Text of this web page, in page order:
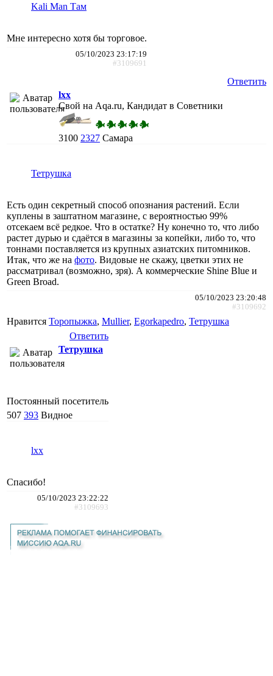
Kali Man Там
Мне интересно хотя бы торговое.
05/10/2023 23:17:19
#3109691
Ответить
lxx
Свой на Aqa.ru, Кандидат в Советники
3100 2327 Самара
Тетрушка
Есть один секретный способ опознания растений. Если
куплены в заштатном магазине, с вероятностью 99%
отсекаем всё редкое. Что в остатке? Ну конечно то, что либо
растет дурью и сдаётся в магазины за копейки, либо то, что
тоннами поставляется из крупных азиатских питомников.
Итак, что же на фото. Видовые не скажу, цветки этих не
рассматривал (возможно, зря). А коммерческие Shine Blue и
Green Broad.
05/10/2023 23:20:48
#3109692
Нравится Торопыжка, Mullier, Egorkapedro, Тетрушка
Ответить
Тетрушка
Постоянный посетитель
507 393 Видное
lxx
Спасибо!
05/10/2023 23:22:22
#3109693